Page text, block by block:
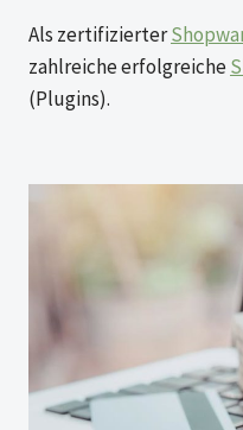
Als zertifizierter
zahlreiche erfolgreiche
(Plugins).